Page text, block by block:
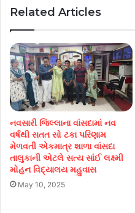
Related Articles
નવસારી જિલ્લાના વાંસદામાં નવ
વર્ષથી સતત સો ટકા પરિણામ
મેળવતી એકમાત્ર શાળા વાંસદા
તાલુકાની એટલે સત્ય સાંઈ લક્ષ્મી
મોહન વિદ્યાલય મહુવાસ
May 10, 2025